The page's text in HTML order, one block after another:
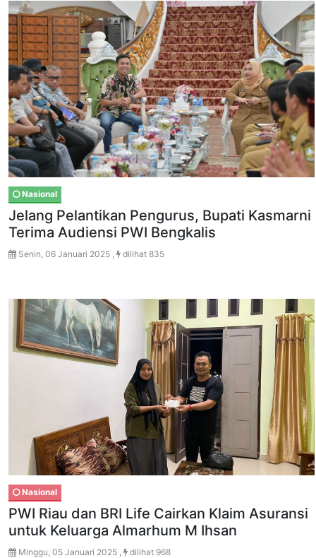
Nasional
Jelang Pelantikan Pengurus, Bupati Kasmarni
Terima Audiensi PWI Bengkalis
Senin, 06 Januari 2025 , dilihat 835
Nasional
PWI Riau dan BRI Life Cairkan Klaim Asuransi
untuk Keluarga Almarhum M Ihsan
Minggu, 05 Januari 2025 , dilihat 968